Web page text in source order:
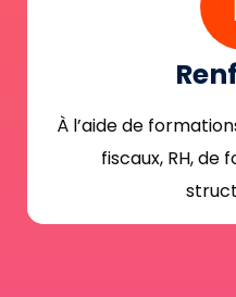
À l’aide de
fiscaux, RH, de